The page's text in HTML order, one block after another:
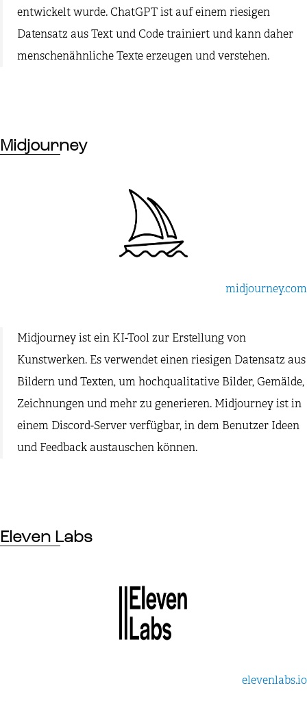
entwickelt wurde. ChatGPT ist auf einem riesigen
Datensatz aus Text und Code trainiert und kann daher
menschenähnliche Texte erzeugen und verstehen.
Midjourney
midjourney.com
Midjourney ist ein KI-Tool zur Erstellung von
Kunstwerken. Es verwendet einen riesigen Datensatz aus
Bildern und Texten, um hochqualitative Bilder, Gemälde,
Zeichnungen und mehr zu generieren. Midjourney ist in
einem Discord-Server verfügbar, in dem Benutzer Ideen
und Feedback austauschen können.
Eleven Labs
elevenlabs.io